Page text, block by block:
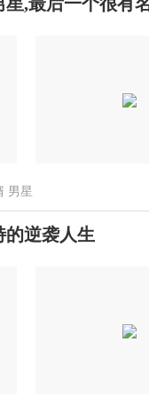
男星
的逆袭人生